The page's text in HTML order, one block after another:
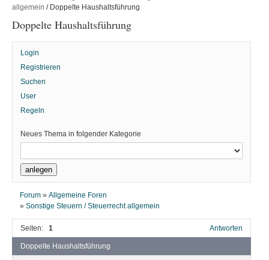
allgemein / Doppelte Haushaltsführung
Doppelte Haushaltsführung
Login
Registrieren
Suchen
User
Regeln
Neues Thema in folgender Kategorie
Forum »Allgemeine Foren
»Sonstige Steuern / Steuerrecht allgemein
Seiten: 1 Antworten
Doppelte Haushaltsführung